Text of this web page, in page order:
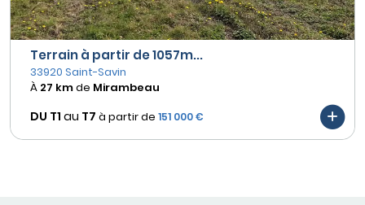
Terrain à partir de 1057m...
33920 Saint-Savin
À 27 kmde Mirambeau
DU T1 au T7 à partir de 151 000 €